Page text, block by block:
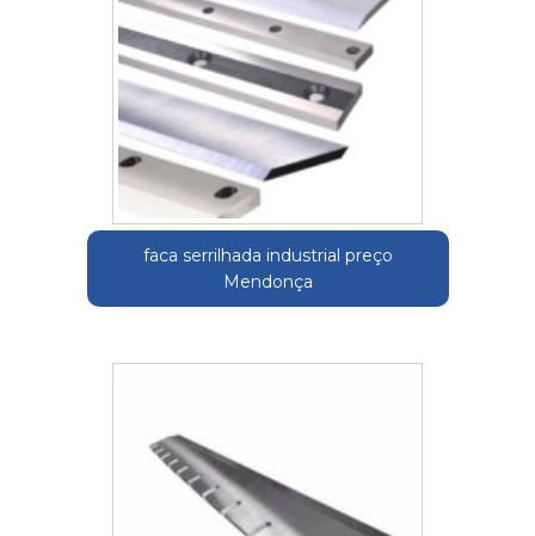
faca serrilhada industrial preço
Mendonça